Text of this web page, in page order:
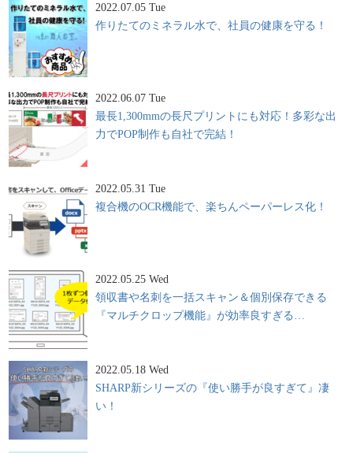
2022.07.05 Tue
作りたてのミネラル水で、社員の健康を守る！
2022.06.07 Tue
最長1,300mmの長尺プリントにも対応！多彩な出
力でPOP制作も自社で完結！
2022.05.31 Tue
複合機のOCR機能で、楽ちんペーパーレス化！
2022.05.25 Wed
領収書や名刺を一括スキャン＆個別保存できる
『マルチクロップ機能』が効率良すぎる…
2022.05.18 Wed
SHARP新シリーズの『使い勝手が良すぎて』凄
い！